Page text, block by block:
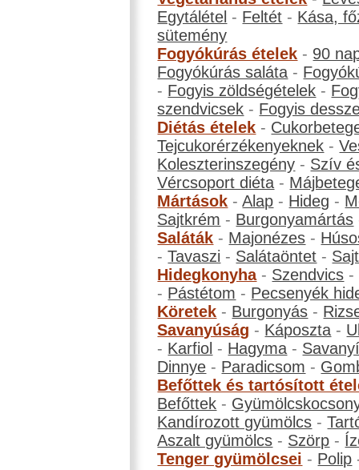
Egytálétel - Feltét - Kása,
sütemény
Fogyókúrás ételek - 90
Fogyókúrás saláta -
- Fogyis zöldségételek -
szendvicsek - Fogyis
Diétás ételek -
Tejcukorérzékenyeknek -
Koleszterinszegény - Szív
Vércsoport diéta -
Mártások -Alap - Hideg -
Sajtkrém - Burgonyamártás
Saláták - Majonézes -
-Tavaszi - Salátaöntet -
Hidegkonyha- Szendvics -
- Pástétom - Pecsenyék
Köretek - Burgonyás -
Savanyúság - Káposzta -
- Karfiol - Hagyma -
Dinnye - Paradicsom -
Befőttek és tartósított
Befőttek -
Kandírozott gyümölcs -
Aszalt gyümölcs - Szörp -
Tenger gyümölcsei - Polip